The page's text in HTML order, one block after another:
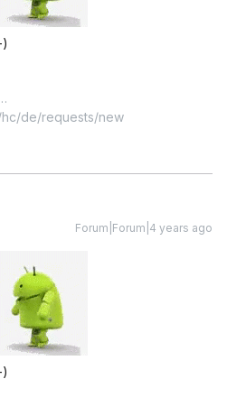
de/requests/new
Forum|Forum|4 years ago